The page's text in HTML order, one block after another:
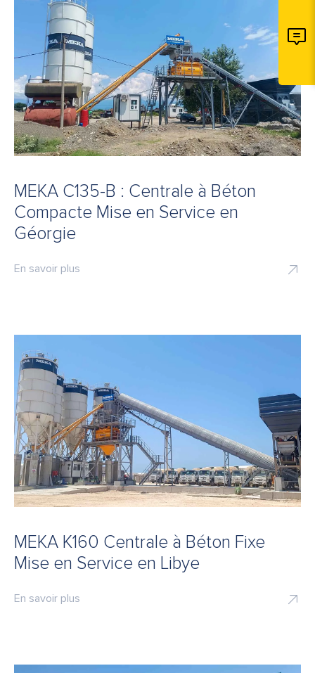
MEKA C135-B : Centrale à Béton
Compacte Mise en Service en
Géorgie
En savoir plus
MEKA K160 Centrale à Béton Fixe
Mise en Service en Libye
En savoir plus